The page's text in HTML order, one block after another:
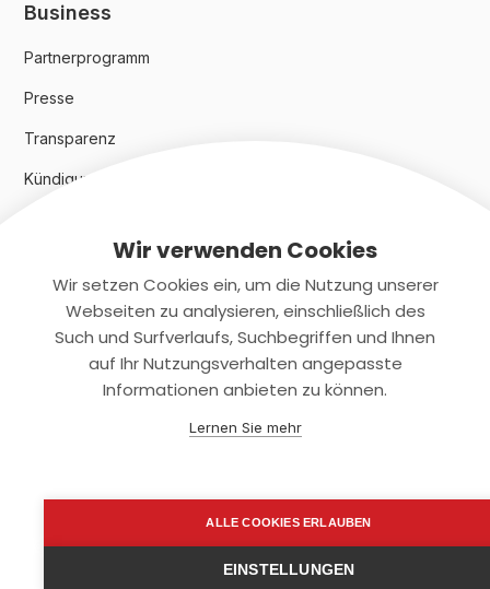
Business
Partnerprogramm
Presse
Transparenz
Kündigungsindex 2024
Rechtliches
Datenschutz
support@smartkuendigen.de
Wir verwenden Cookies
Wir setzen Cookies ein, um die Nutzung unserer
Webseiten zu analysieren, einschließlich des
Such und Surfverlaufs, Suchbegriffen und Ihnen
auf Ihr Nutzungsverhalten angepasste
Informationen anbieten zu können.
Lernen Sie mehr
ALLE COOKIES ERLAUBEN
EINSTELLUNGEN